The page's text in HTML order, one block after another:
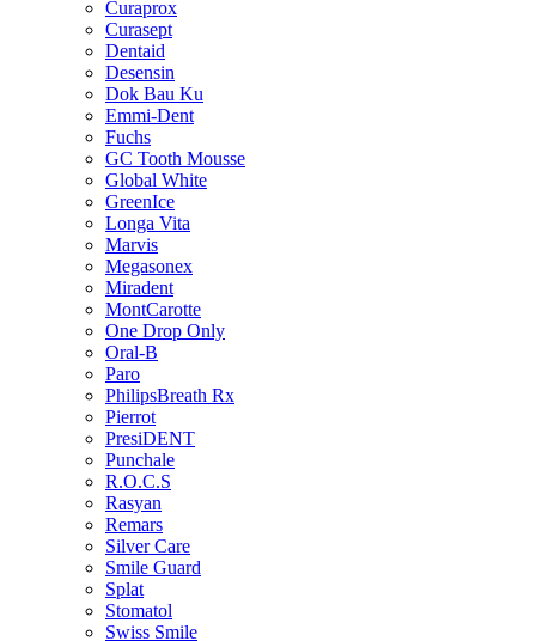
Curaprox
Curasept
Dentaid
Desensin
Dok Bau Ku
Emmi-Dent
Fuchs
GC Tooth Mousse
Global White
GreenIce
Longa Vita
Marvis
Megasonex
Miradent
MontCarotte
One Drop Only
Oral-B
Paro
PhilipsBreath Rx
Pierrot
PresiDENT
Punchale
R.O.C.S
Rasyan
Remars
Silver Care
Smile Guard
Splat
Stomatol
Swiss Smile